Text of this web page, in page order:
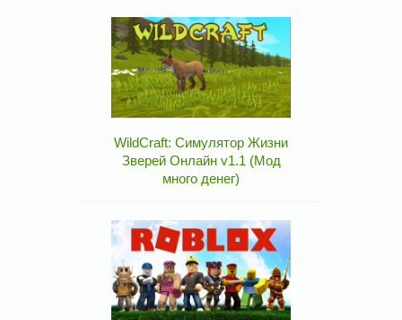
WildCraft: Симулятор Жизни
Зверей Онлайн v1.1 (Мод
много денег)